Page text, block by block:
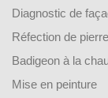
Diagnostic de
Réfection de
Badigeon à la
Mise en peinture